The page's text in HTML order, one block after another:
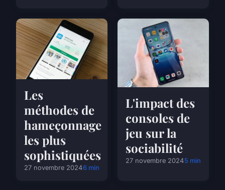
Les
méthodes de
hameçonnage
les plus
sophistiquées
27 novembre 20246 min
L'impact des
consoles de
jeu sur la
sociabilité
27 novembre 20245 min